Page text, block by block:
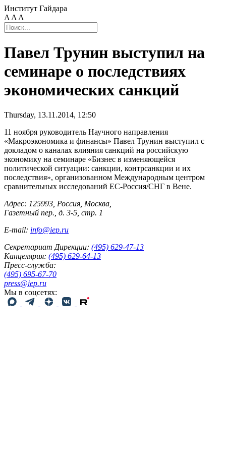
Институт Гайдара
A A A
Павел Трунин выступил на
семинаре о последствиях
экономических санкций
Thursday, 13.11.2014, 12:50
11 ноября руководитель Научного направления
«Макроэкономика и финансы» Павел Трунин выступил с
докладом о каналах влияния санкций на российскую
экономику на семинаре «Бизнес в изменяющейся
политической ситуации: санкции, контрсанкции и их
последствия», организованном Международным центром
сравнительных исследований ЕС-Россия/СНГ в Вене.
Адрес: 125993, Россия, Москва,
Газетный пер., д. 3-5, стр. 1
E-mail: info@iep.ru
Секретариат Дирекции: (495) 629-47-13
Канцелярия: (495) 629-64-13
Пресс-служба:
(495) 695-67-70
press@iep.ru
Мы в соцсетях: